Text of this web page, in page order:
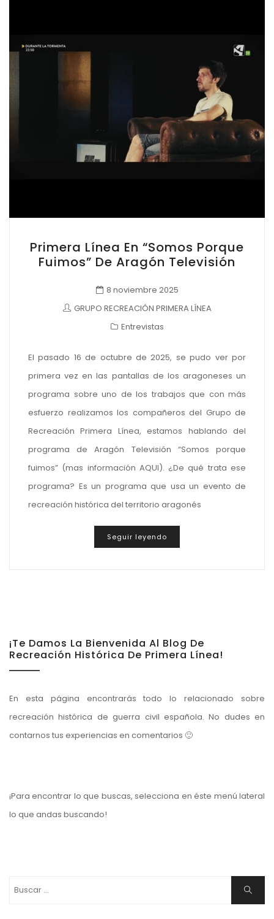
Primera Línea En “Somos Porque
Fuimos” De Aragón Televisión
8 noviembre 2025
GRUPO RECREACIÓN PRIMERA LÍNEA
Entrevistas
El pasado 16 de octubre de 2025, se pudo ver por
primera vez en las pantallas de los aragoneses un
programa sobre uno de los trabajos que con más
esfuerzo realizamos los compañeros del Grupo de
Recreación Primera Línea, estamos hablando del
programa de Aragón Televisión “Somos porque
fuimos” (mas información AQUI). ¿De qué trata ese
programa? Es un programa que usa un evento de
recreación histórica del territorio aragonés
Seguir leyendo
¡Te Damos La Bienvenida Al Blog De
Recreación Histórica De Primera Línea!
En esta página encontrarás todo lo relacionado sobre
recreación histórica de guerra civil española. No dudes en
contarnos tus experiencias en comentarios 🙂
¡Para encontrar lo que buscas, selecciona en éste menú lateral
lo que andas buscando!
Buscar